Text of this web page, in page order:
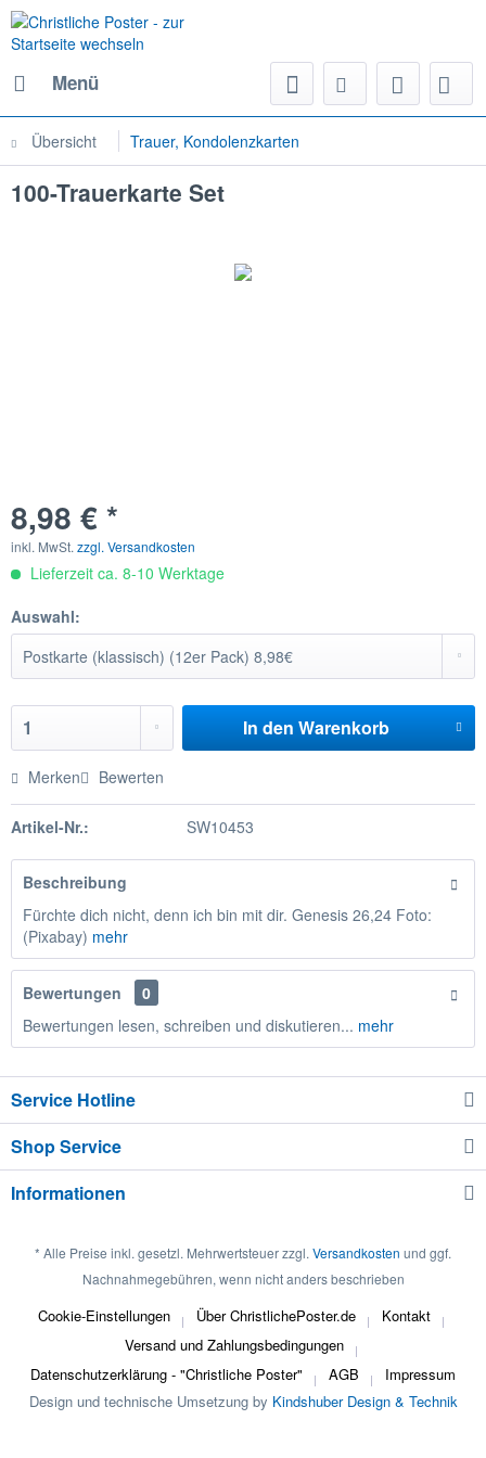
Menü
Übersicht Trauer, Kondolenzkarten
100-Trauerkarte Set
8,98 € *
inkl. MwSt.zzgl. Versandkosten
Lieferzeit ca. 8-10 Werktage
Auswahl:
In den Warenkorb
Merken Bewerten
Artikel-Nr.: SW10453
Beschreibung
Fürchte dich nicht, denn ich bin mit dir. Genesis 26,24 Foto:
(Pixabay) mehr
Bewertungen
0
Bewertungen lesen, schreiben und diskutieren... mehr
Service Hotline
Shop Service
Informationen
* Alle Preise inkl. gesetzl. Mehrwertsteuer zzgl. Versandkosten und ggf.
Nachnahmegebühren, wenn nicht anders beschrieben
Cookie-Einstellungen Über ChristlichePoster.de
Kontakt
Versand und Zahlungsbedingungen
Datenschutzerklärung - "Christliche Poster"
AGB
Impressum
Design und technische Umsetzung by Kindshuber Design & Technik